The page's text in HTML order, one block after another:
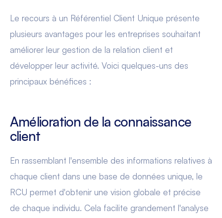
Le recours à un Référentiel Client Unique présente
plusieurs avantages pour les entreprises souhaitant
améliorer leur gestion de la relation client et
développer leur activité. Voici quelques-uns des
principaux bénéfices :
Amélioration de la connaissance
client
En rassemblant l'ensemble des informations relatives à
chaque client dans une base de données unique, le
RCU permet d'obtenir une vision globale et précise
de chaque individu. Cela facilite grandement l'analyse